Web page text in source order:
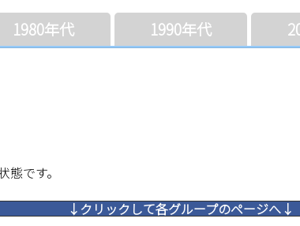
です。
↓クリックして各グループのページへ↓
1980年代 1990年代